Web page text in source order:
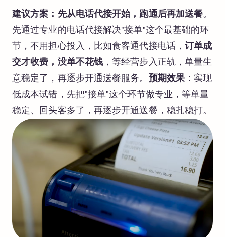
建议方案：先从电话代接开始，跑通后再加送餐。
先通过专业的电话代接解决"接单"这个最基础的环
节，不用担心投入，比如食客通代接电话， 订单成
交才收费，没单不花钱 ，等经营步入正轨，单量生
意稳定了，再逐步开通送餐服务。 预期效果：实现
低成本试错，先把"接单"这个环节做专业，等单量
稳定、回头客多了，再逐步开通送餐，稳扎稳打。